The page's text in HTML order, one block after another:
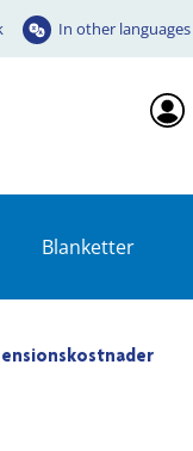
In other languages
Blanketter